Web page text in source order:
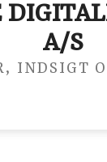
A/S
INDSIGT